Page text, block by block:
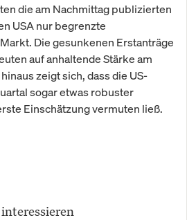
die am Nachmittag publizierten
USA nur begrenzte
Die gesunkenen Erstanträge
auf anhaltende Stärke am
zeigt sich, dass die US-
sogar etwas robuster
Einschätzung vermuten ließ.